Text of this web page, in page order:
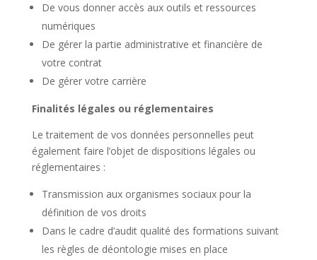
De vous donner accès aux outils et ressources
numériques
De gérer la partie administrative et financière de
votre contrat
De gérer votre carrière
Finalités légales ou réglementaires
Le traitement de vos données personnelles peut
également faire l’objet de dispositions légales ou
réglementaires :
Transmission aux organismes sociaux pour la
définition de vos droits
Dans le cadre d’audit qualité des formations suivant
les règles de déontologie mises en place